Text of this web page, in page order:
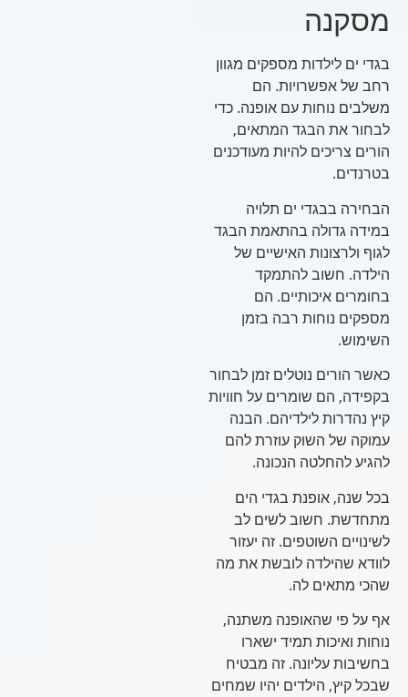
מסקנה
בגדי ים לילדות מספקים מגוון
רחב של אפשרויות. הם
משלבים נוחות עם אופנה. כדי
לבחור את הבגד המתאים,
הורים צריכים להיות מעודכנים
בטרנדים.
הבחירה בבגדי ים תלויה
במידה גדולה בהתאמת הבגד
לגוף ולרצונות האישיים של
הילדה. חשוב להתמקד
בחומרים איכותיים. הם
מספקים נוחות רבה בזמן
השימוש.
כאשר הורים נוטלים זמן לבחור
בקפידה, הם שומרים על חוויות
קיץ נהדרות לילדיהם. הבנה
עמוקה של השוק עוזרת להם
להגיע להחלטה הנכונה.
בכל שנה, אופנת בגדי הים
מתחדשת. חשוב לשים לב
לשינויים השוטפים. זה יעזור
לוודא שהילדה לובשת את מה
שהכי מתאים לה.
אף על פי שהאופנה משתנה,
נוחות ואיכות תמיד ישארו
בחשיבות עליונה. זה מבטיח
שבכל קיץ, הילדים יהיו שמחים